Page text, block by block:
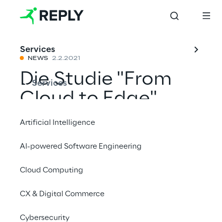
Services
Services
Artificial Intelligence
AI-powered Software Engineering
Cloud Computing
CX & Digital Commerce
Cybersecurity
NEWS 2.2.2021
Die Studie "From
Cloud to Edge"
prognostiziert den
Aufstieg von Edge
enthüllt die
wichtigsten Trends
im Cloud-